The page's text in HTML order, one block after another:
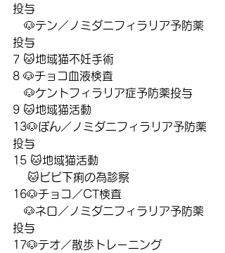
投与
🐶テン／ノミダニフィラリア予防薬
投与
7 🐱地域猫不妊手術
8 🐶チョコ血液検査
🐶ケントフィラリア症予防薬投与
9 🐱地域猫活動
13🐶ぼん／ノミダニフィラリア予防薬
投与
15 🐱地域猫活動
🐱ビビ下痢の為診察
16🐶チョコ／CT検査
🐶ネロ／ノミダニフィラリア予防薬
投与
17🐶テオ／散歩トレーニング